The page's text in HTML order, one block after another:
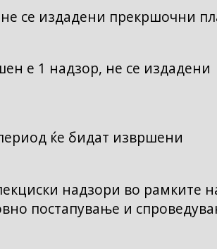
се издадени прекршочни
е 1 надзор, не се издадени
ќе бидат извршени
надзори во рамките
постапување и